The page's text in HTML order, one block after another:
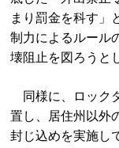
まり罰金を科す」
制力によるルール
壊阻止を図ろうと
同様に、ロック
置し、居住州以外
封じ込めを実施し